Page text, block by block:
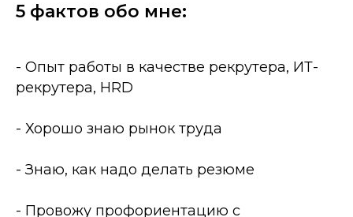
5 фактов обо мне:
- Опыт работы в качестве рекрутера, ИТ-
рекрутера, HRD
- Хорошо знаю рынок труда
- Знаю, как надо делать резюме
- Провожу профориентацию с